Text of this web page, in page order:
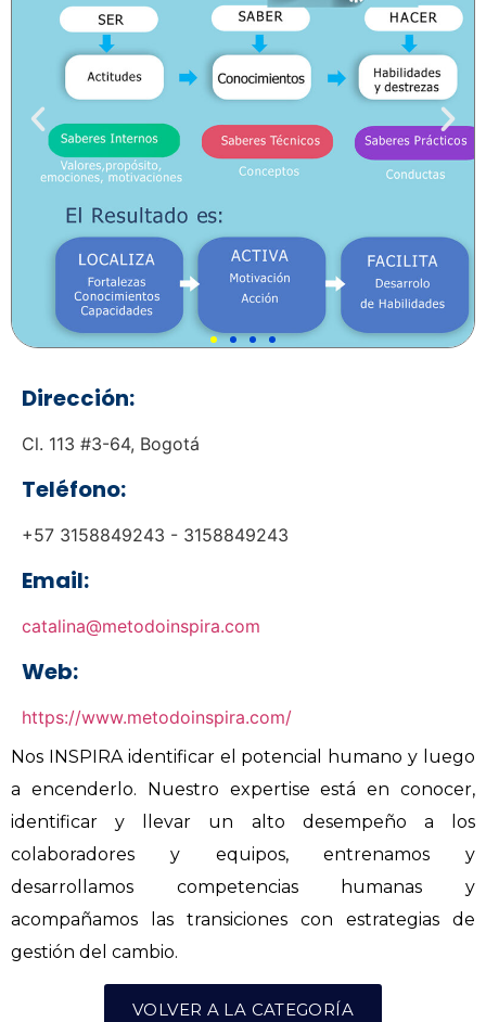
Dirección:
Cl. 113 #3-64, Bogotá
Teléfono:
+57 3158849243 - 3158849243
Email:
catalina@metodoinspira.com
Web:
https://www.metodoinspira.com/
Nos INSPIRA identificar el potencial humano y luego
a encenderlo. Nuestro expertise está en conocer,
identificar y llevar un alto desempeño a los
colaboradores y equipos, entrenamos y
desarrollamos competencias humanas y
acompañamos las transiciones con estrategias de
gestión del cambio.
VOLVER A LA CATEGORÍA